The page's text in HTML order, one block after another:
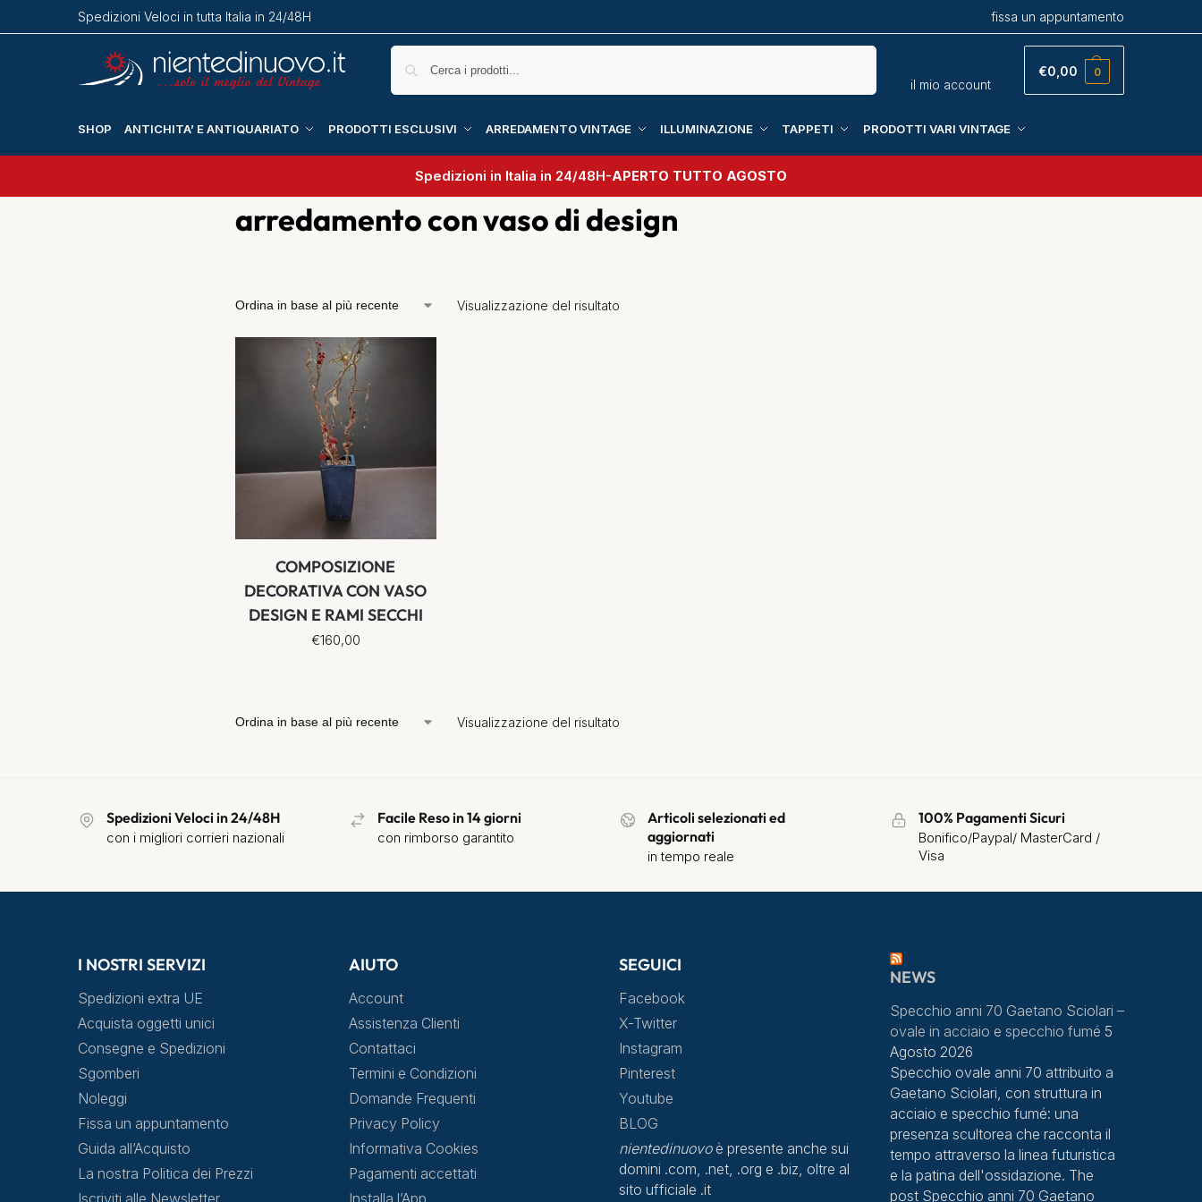
Spedizioni Veloci in tutta Italia in 24/48H fissa un appuntamento
il mio account
€0,00 0
SHOP ANTICHITA’ E ANTIQUARIATO PRODOTTI ESCLUSIVI ARREDAMENTO VINTAGE ILLUMINAZIONE TAPPETI PRODOTTI VARI VINTAGE
Spedizioni in Italia in 24/48H-APERTO TUTTO AGOSTO
arredamento con vaso di design
Visualizzazione del risultato
COMPOSIZIONE
DECORATIVA CON VASO
DESIGN E RAMI SECCHI
€160,00
Visualizzazione del risultato
Spedizioni Veloci in 24/48H
con i migliori corrieri nazionali
Facile Reso in 14 giorni
con rimborso garantito
Articoli selezionati ed
aggiornati
in tempo reale
100% Pagamenti Sicuri
Bonifico/Paypal/ MasterCard /
Visa
I NOSTRI SERVIZI
Spedizioni extra UE
Acquista oggetti unici
Consegne e Spedizioni
Sgomberi
Noleggi
Fissa un appuntamento
Guida all’Acquisto
La nostra Politica dei Prezzi
AIUTO
Account
Assistenza Clienti
Contattaci
Termini e Condizioni
Domande Frequenti
Privacy Policy
Informativa Cookies
Pagamenti accettati
SEGUICI
Facebook
X-Twitter
Instagram
Pinterest
Youtube
BLOG
nientedinuovoè presente anche sui
domini .com, .net, .org e .biz, oltre al
sito ufficiale .it
NEWS
Specchio anni 70 Gaetano Sciolari –
ovale in acciaio e specchio fumé 5
Agosto 2026
Specchio ovale anni 70 attribuito a
Gaetano Sciolari, con struttura in
acciaio e specchio fumé: una
presenza scultorea che racconta il
tempo attraverso la linea futuristica
e la patina dell'ossidazione. The
post Specchio anni 70 Gaetano